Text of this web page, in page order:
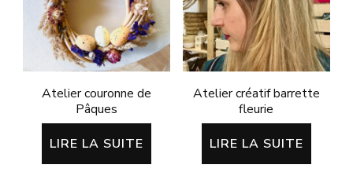
Atelier couronne de
Pâques
LIRE LA SUITE
Atelier créatif barrette
fleurie
LIRE LA SUITE